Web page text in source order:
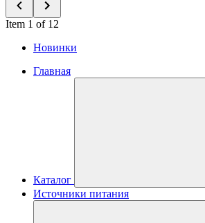
Item 1 of 12
Новинки
Главная
Каталог
Источники питания